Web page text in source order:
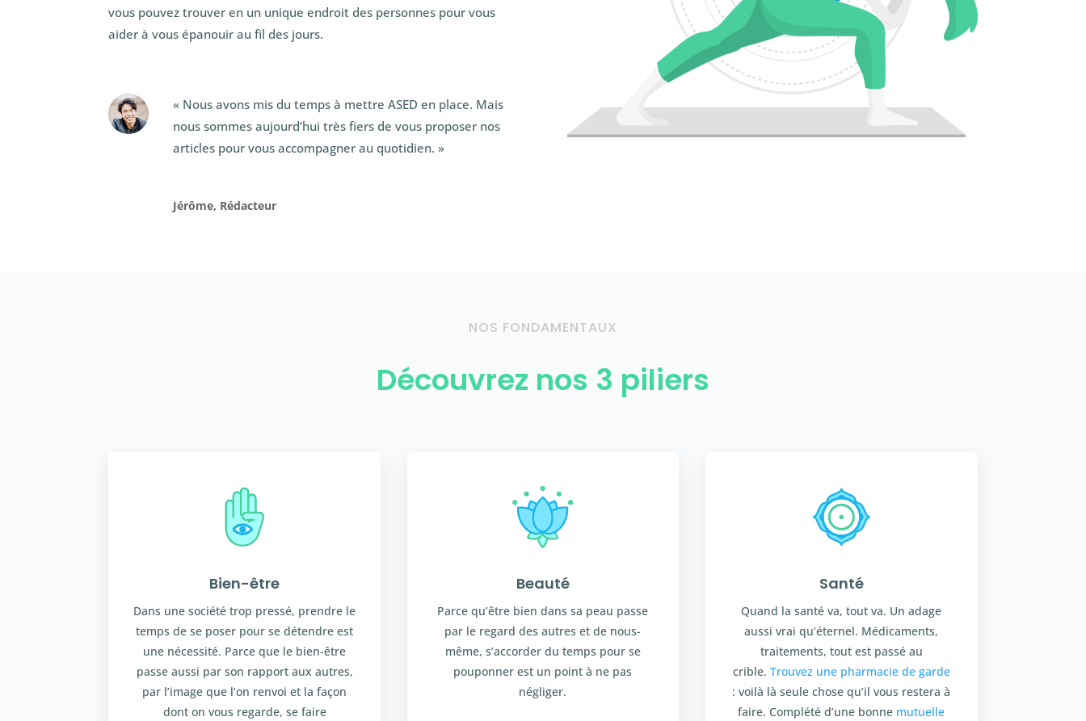
vous pouvez trouver en un unique endroit des personnes pour vous
aider à vous épanouir au fil des jours.
« Nous avons mis du temps à mettre ASED en place. Mais
nous sommes aujourd’hui très fiers de vous proposer nos
articles pour vous accompagner au quotidien. »
Jérôme, Rédacteur
NOS FONDAMENTAUX
Découvrez nos 3 piliers
Bien-être
Dans une société trop pressé, prendre le
temps de se poser pour se détendre est
une nécessité. Parce que le bien-être
passe aussi par son rapport aux autres,
par l’image que l’on renvoi et la façon
dont on vous regarde, se faire
Beauté
Parce qu’être bien dans sa peau passe
par le regard des autres et de nous-
même, s’accorder du temps pour se
pouponner est un point à ne pas
négliger.
Santé
Quand la santé va, tout va. Un adage
aussi vrai qu’éternel. Médicaments,
traitements, tout est passé au
crible. Trouvez une pharmacie de garde
: voilà là seule chose qu’il vous restera à
faire. Complété d’une bonne mutuelle